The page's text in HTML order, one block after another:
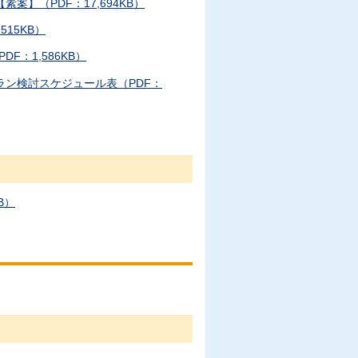
案】（PDF：17,694KB）
）
：1,586KB）
検討スケジュール表（PDF：